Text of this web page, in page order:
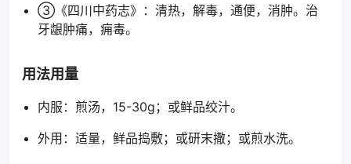
③《四川中药志》：清热，解毒，通便，消肿。治
牙龈肿痛，痈毒。
用法用量
内服：煎汤，15-30g；或鲜品绞汁。
外用：适量，鲜品捣敷；或研末撒；或煎水洗。